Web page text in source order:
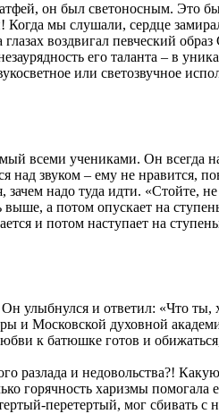
он был светоносным. Это
Когда мы слушали, сердце
воздвигал певческий образ
его таланта – в
или светозвучное
всеми учениками. Он всегда
звуком – ему не нравится,
надо туда идти. «Стойте,
а потом опускает на
и потом наступает на
улыбнулся и ответил: «Что ты,
Московской духовной
к батюшке готов и
разлада и недовольства?!
горячность харизмы помогала
перетертый, мог сбивать